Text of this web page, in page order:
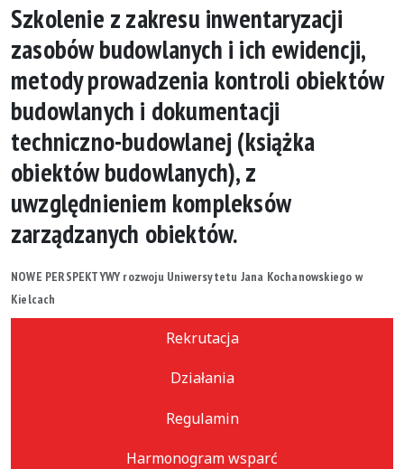
Szkolenie z zakresu inwentaryzacji
zasobów budowlanych i ich ewidencji,
metody prowadzenia kontroli obiektów
budowlanych i dokumentacji
techniczno-budowlanej (książka
obiektów budowlanych), z
uwzględnieniem kompleksów
zarządzanych obiektów.
NOWE PERSPEKTYWY rozwoju Uniwersytetu Jana Kochanowskiego w
Kielcach
Rekrutacja
Działania
Regulamin
Harmonogram wsparć